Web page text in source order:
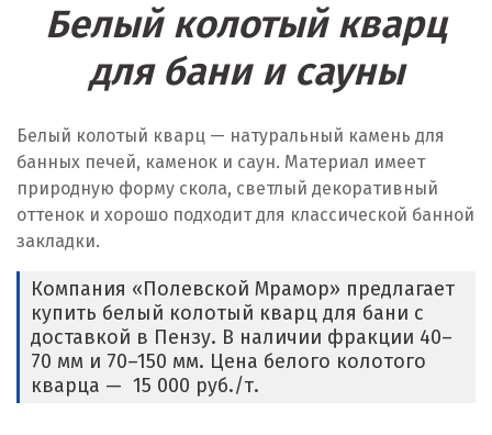
Белый колотый кварц
для бани и сауны
Белый колотый кварц — натуральный камень для
банных печей, каменок и саун. Материал имеет
природную форму скола, светлый декоративный
оттенок и хорошо подходит для классической банной
закладки.
Компания «Полевской Мрамор» предлагает
купить белый колотый кварц для бани с
доставкой в Пензу. В наличии фракции 40–
70 мм и 70–150 мм. Цена белого колотого
кварца — 15 000 руб./т.